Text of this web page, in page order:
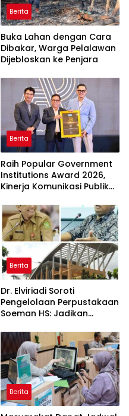
Berita
Buka Lahan dengan Cara
Dibakar, Warga Pelalawan
Dijebloskan ke Penjara
Berita
Raih Popular Government
Institutions Award 2026,
Kinerja Komunikasi Publik
Kembali Diakui
Berita
Dr. Elviriadi Soroti
Pengelolaan Perpustakaan
Soeman HS: Jadikan
Kawah Candradimuka
Intelektual
Berita